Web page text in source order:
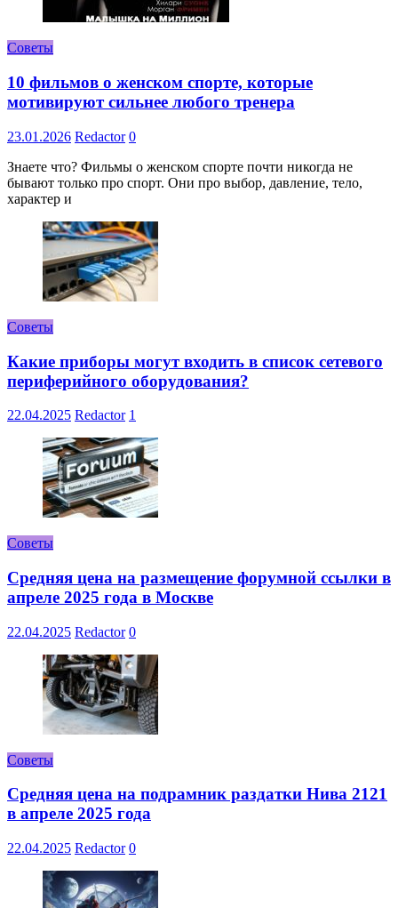
Советы
10 фильмов о женском спорте, которые
мотивируют сильнее любого тренера
23.01.2026 Redactor 0
Знаете что? Фильмы о женском спорте почти никогда не
бывают только про спорт. Они про выбор, давление, тело,
характер и
Советы
Какие приборы могут входить в список сетевого
периферийного оборудования?
22.04.2025 Redactor 1
Советы
Средняя цена на размещение форумной ссылки в
апреле 2025 года в Москве
22.04.2025 Redactor 0
Советы
Средняя цена на подрамник раздатки Нива 2121
в апреле 2025 года
22.04.2025 Redactor 0